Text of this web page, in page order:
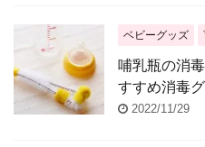
ベビーグッズ
哺乳瓶の消
すすめ消毒
2022/11/29